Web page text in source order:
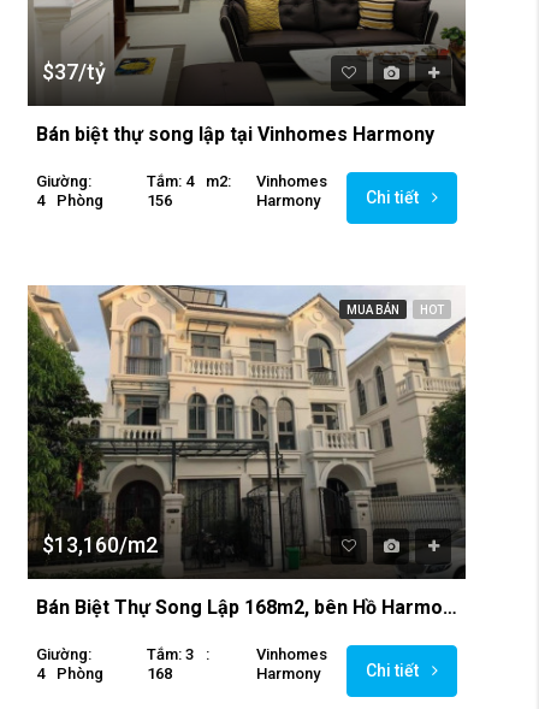
$37/tỷ
Bán biệt thự song lập tại Vinhomes Harmony
Giường:
4
Phòng
Tắm: 4
M2:
156
Vinhomes
Harmony
Chi tiết
MUA BÁN HOT
$13,160/m2
Bán Biệt Thự Song Lập 168m2, bên Hồ Harmony Tuylip 4
Giường:
4
Phòng
Tắm: 3
:
168
Vinhomes
Harmony
Chi tiết